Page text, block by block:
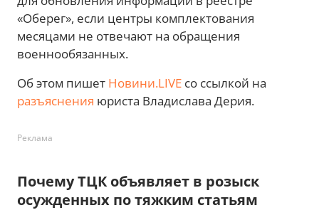
«Оберег», если центры комплектования
месяцами не отвечают на обращения
военнообязанных.
Об этом пишет Новини.LIVE со ссылкой на
разъяснения юриста Владислава Дерия.
Реклама
Почему ТЦК объявляет в розыск
осужденных по тяжким статьям